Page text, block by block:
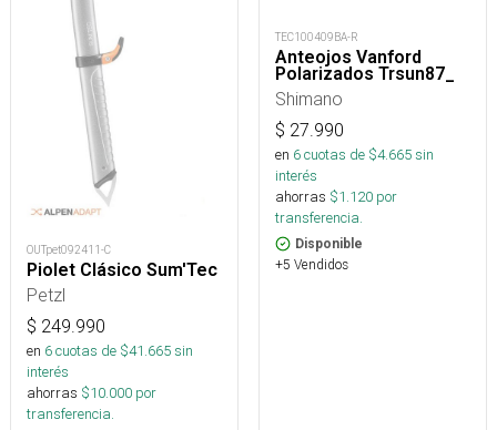
OUTpet092411-C
Piolet Clásico Sum'Tec
Petzl
$ 249.990
en 6cuotas de $41.665sin
interés
ahorras $10.000 por
transferencia.
TEC100409BA-R
Anteojos Vanford
Polarizados Trsun87_
Shimano
$ 27.990
en 6cuotas de $4.665sin
interés
ahorras $1.120 por
transferencia.
Disponible
+5 Vendidos